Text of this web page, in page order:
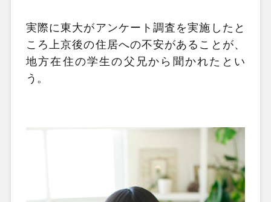
実際に東大がアンケート調査を実施したと
ころ上京後の住居への不安があることが、
地方在住の学生の父兄から聞かれたとい
う。